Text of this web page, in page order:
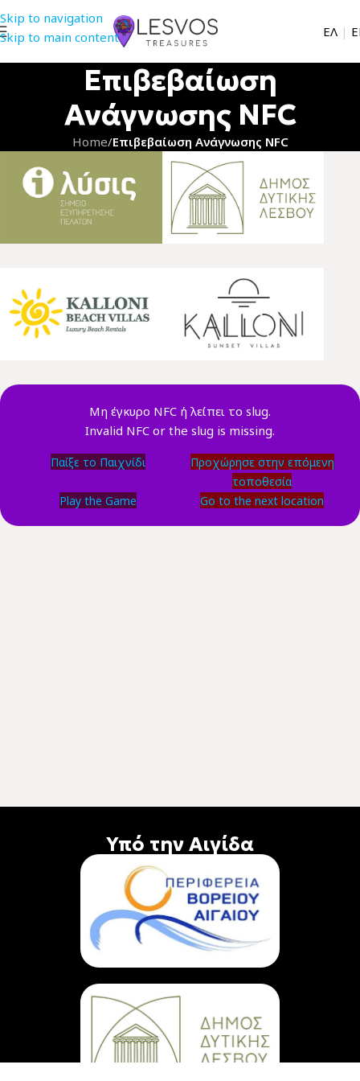
Skip to navigation
Skip to main content
EΛ |
Επιβεβαίωση
Ανάγνωσης NFC
Home/Επιβεβαίωση Ανάγνωσης NFC
Μη έγκυρο NFC ή λείπει το slug.
Invalid NFC or the slug is missing.
Παίξε το Παιχνίδι
Προχώρησε στην επόμενη
τοποθεσία
Play the Game
Go to the next location
Υπό την Αιγίδα